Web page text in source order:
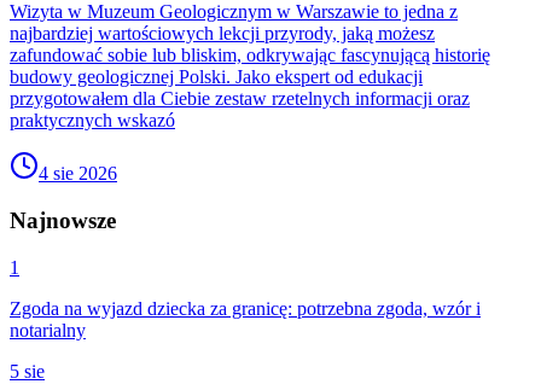
Wizyta w Muzeum Geologicznym w Warszawie to jedna z
najbardziej wartościowych lekcji przyrody, jaką możesz
zafundować sobie lub bliskim, odkrywając fascynującą historię
budowy geologicznej Polski. Jako ekspert od edukacji
przygotowałem dla Ciebie zestaw rzetelnych informacji oraz
praktycznych wskazó
4 sie 2026
Najnowsze
1
Zgoda na wyjazd dziecka za granicę: potrzebna zgoda, wzór i
notarialny
5 sie